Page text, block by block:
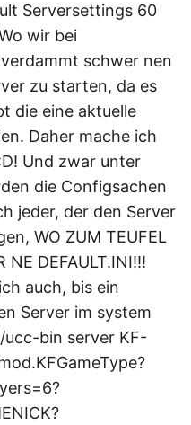
Serversettings 60
wir bei
schwer nen
zu starten, da es
die eine aktuelle
Daher mache ich
Und zwar unter
die Configsachen
jeder, der den Server
WO ZUM TEUFEL
NE DEFAULT.INI!!!
auch, bis ein
Server im system
bin server KF-